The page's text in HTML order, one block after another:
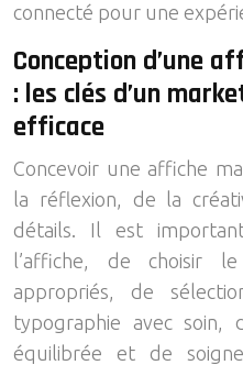
connecté pour une
Conception d’une
: les clés d’un
efficace
Concevoir une affiche
la réflexion, de la
détails. Il est
l’affiche, de choisir
appropriés, de
typographie avec soin,
équilibrée et de